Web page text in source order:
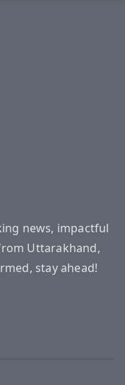
news, impactful
Uttarakhand,
stay ahead!